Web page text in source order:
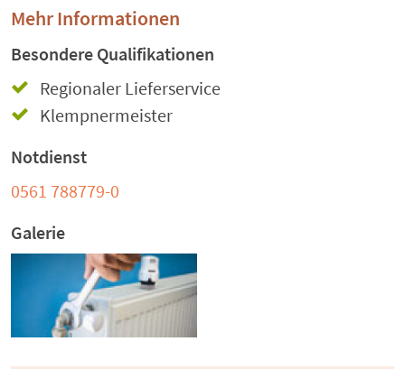
Mehr Informationen
Besondere Qualifikationen
Regionaler Lieferservice
Klempnermeister
Notdienst
0561 788779-0
Galerie